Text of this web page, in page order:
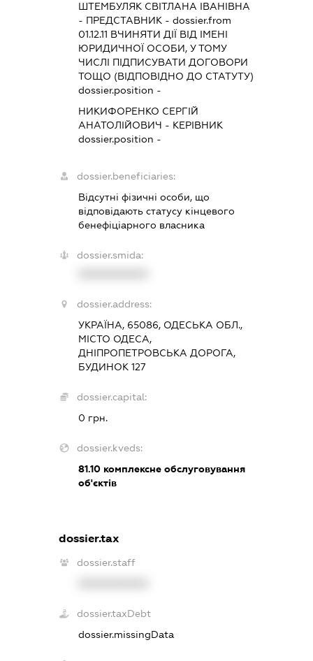
ШТЕМБУЛЯК СВІТЛАНА ІВАНІВНА
- ПРЕДСТАВНИК - dossier.from
01.12.11 ВЧИНЯТИ ДІЇ ВІД ІМЕНІ
ЮРИДИЧНОЇ ОСОБИ, У ТОМУ
ЧИСЛІ ПІДПИСУВАТИ ДОГОВОРИ
ТОЩО (ВІДПОВІДНО ДО СТАТУТУ)
dossier.position -
НИКИФОРЕНКО СЕРГІЙ
АНАТОЛІЙОВИЧ - КЕРІВНИК
dossier.position -
dossier.beneficiaries:
Відсутні фізичні особи, що
відповідають статусу кінцевого
бенефіціарного власника
dossier.smida:
dossier.address:
УКРАЇНА, 65086, ОДЕСЬКА ОБЛ.,
МІСТО ОДЕСА,
ДНІПРОПЕТРОВСЬКА ДОРОГА,
БУДИНОК 127
dossier.capital:
0 грн.
dossier.kveds:
81.10 комплексне обслуговування
об'єктів
dossier.tax
dossier.staff
dossier.taxDebt
dossier.missingData